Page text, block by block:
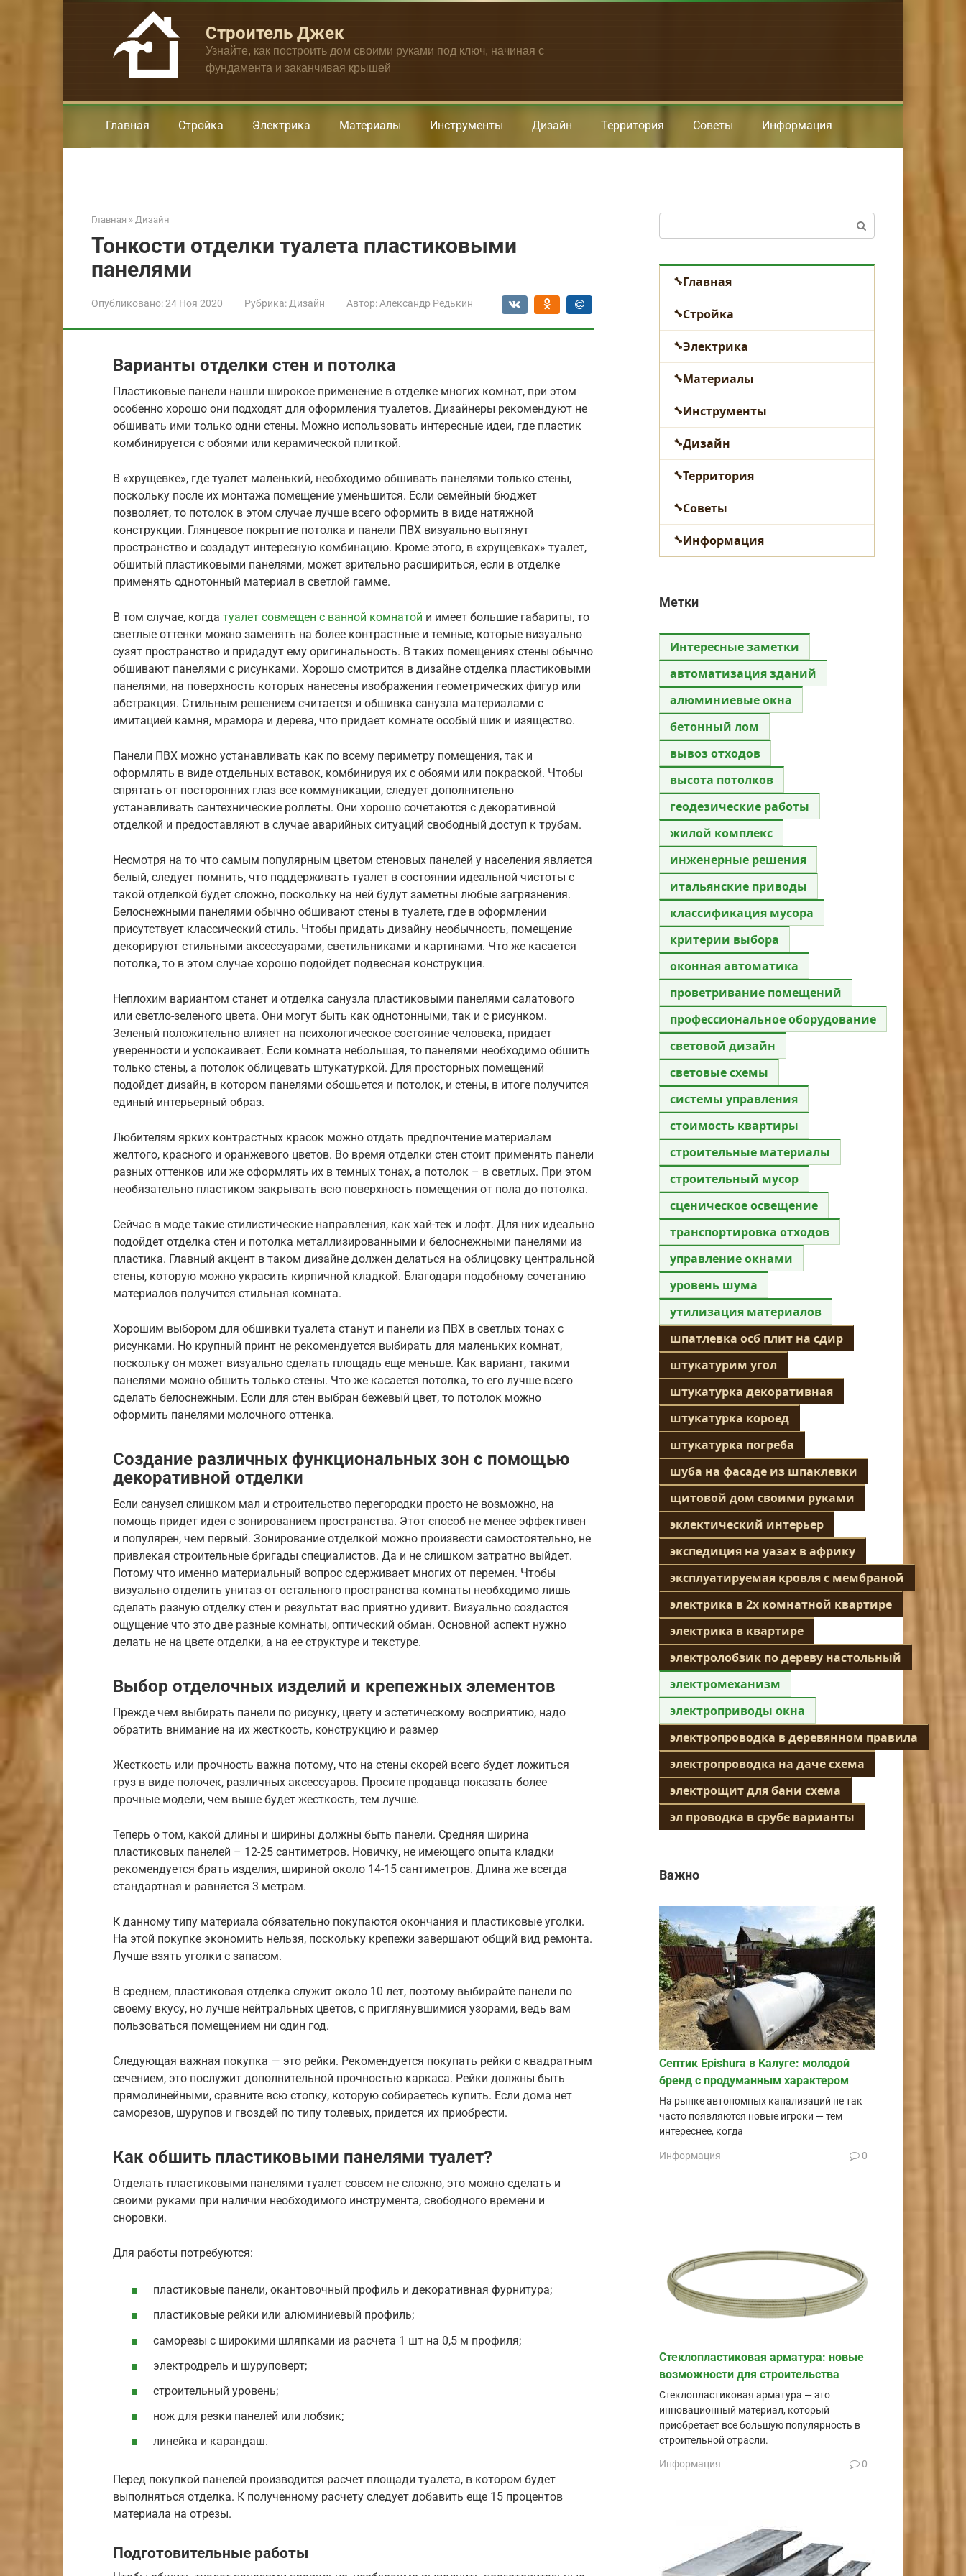
Строитель Джек
Узнайте, как построить дом своими руками под ключ, начиная с
фундамента и заканчивая крышей
Главная Стройка Электрика Материалы Инструменты Дизайн Территория Советы Информация
Главная » Дизайн
Тонкости отделки туалета пластиковыми
панелями
Опубликовано:24 Ноя 2020 Рубрика: Дизайн Автор: Александр Редькин
Варианты отделки стен и потолка
Пластиковые панели нашли широкое применение в отделке многих комнат, при этом
особенно хорошо они подходят для оформления туалетов. Дизайнеры рекомендуют не
обшивать ими только одни стены. Можно использовать интересные идеи, где пластик
комбинируется с обоями или керамической плиткой.
В «хрущевке», где туалет маленький, необходимо обшивать панелями только стены,
поскольку после их монтажа помещение уменьшится. Если семейный бюджет
позволяет, то потолок в этом случае лучше всего оформить в виде натяжной
конструкции. Глянцевое покрытие потолка и панели ПВХ визуально вытянут
пространство и создадут интересную комбинацию. Кроме этого, в «хрущевках» туалет,
обшитый пластиковыми панелями, может зрительно расшириться, если в отделке
применять однотонный материал в светлой гамме.
В том случае, когда туалет совмещен с ванной комнатой и имеет большие габариты, то
светлые оттенки можно заменять на более контрастные и темные, которые визуально
сузят пространство и придадут ему оригинальность. В таких помещениях стены обычно
обшивают панелями с рисунками. Хорошо смотрится в дизайне отделка пластиковыми
панелями, на поверхность которых нанесены изображения геометрических фигур или
абстракция. Стильным решением считается и обшивка санузла материалами с
имитацией камня, мрамора и дерева, что придает комнате особый шик и изящество.
Панели ПВХ можно устанавливать как по всему периметру помещения, так и
оформлять в виде отдельных вставок, комбинируя их с обоями или покраской. Чтобы
спрятать от посторонних глаз все коммуникации, следует дополнительно
устанавливать сантехнические роллеты. Они хорошо сочетаются с декоративной
отделкой и предоставляют в случае аварийных ситуаций свободный доступ к трубам.
Несмотря на то что самым популярным цветом стеновых панелей у населения является
белый, следует помнить, что поддерживать туалет в состоянии идеальной чистоты с
такой отделкой будет сложно, поскольку на ней будут заметны любые загрязнения.
Белоснежными панелями обычно обшивают стены в туалете, где в оформлении
присутствует классический стиль. Чтобы придать дизайну необычность, помещение
декорируют стильными аксессуарами, светильниками и картинами. Что же касается
потолка, то в этом случае хорошо подойдет подвесная конструкция.
Неплохим вариантом станет и отделка санузла пластиковыми панелями салатового
или светло-зеленого цвета. Они могут быть как однотонными, так и с рисунком.
Зеленый положительно влияет на психологическое состояние человека, придает
уверенности и успокаивает. Если комната небольшая, то панелями необходимо обшить
только стены, а потолок облицевать штукатуркой. Для просторных помещений
подойдет дизайн, в котором панелями обошьется и потолок, и стены, в итоге получится
единый интерьерный образ.
Любителям ярких контрастных красок можно отдать предпочтение материалам
желтого, красного и оранжевого цветов. Во время отделки стен стоит применять панели
разных оттенков или же оформлять их в темных тонах, а потолок – в светлых. При этом
необязательно пластиком закрывать всю поверхность помещения от пола до потолка.
Сейчас в моде такие стилистические направления, как хай-тек и лофт. Для них идеально
подойдет отделка стен и потолка металлизированными и белоснежными панелями из
пластика. Главный акцент в таком дизайне должен делаться на облицовку центральной
стены, которую можно украсить кирпичной кладкой. Благодаря подобному сочетанию
материалов получится стильная комната.
Хорошим выбором для обшивки туалета станут и панели из ПВХ в светлых тонах с
рисунками. Но крупный принт не рекомендуется выбирать для маленьких комнат,
поскольку он может визуально сделать площадь еще меньше. Как вариант, такими
панелями можно обшить только стены. Что же касается потолка, то его лучше всего
сделать белоснежным. Если для стен выбран бежевый цвет, то потолок можно
оформить панелями молочного оттенка.
Создание различных функциональных зон с помощью
декоративной отделки
Если санузел слишком мал и строительство перегородки просто не возможно, на
помощь придет идея с зонированием пространства. Этот способ не менее эффективен
и популярен, чем первый. Зонирование отделкой можно произвести самостоятельно, не
привлекая строительные бригады специалистов. Да и не слишком затратно выйдет.
Потому что именно материальный вопрос сдерживает многих от перемен. Чтобы
визуально отделить унитаз от остального пространства комнаты необходимо лишь
сделать разную отделку стен и результат вас приятно удивит. Визуально создастся
ощущение что это две разные комнаты, оптический обман. Основной аспект нужно
делать не на цвете отделки, а на ее структуре и текстуре.
Выбор отделочных изделий и крепежных элементов
Прежде чем выбирать панели по рисунку, цвету и эстетическому восприятию, надо
обратить внимание на их жесткость, конструкцию и размер
Жесткость или прочность важна потому, что на стены скорей всего будет ложиться
груз в виде полочек, различных аксессуаров. Просите продавца показать более
прочные модели, чем выше будет жесткость, тем лучше.
Теперь о том, какой длины и ширины должны быть панели. Средняя ширина
пластиковых панелей – 12-25 сантиметров. Новичку, не имеющего опыта кладки
рекомендуется брать изделия, шириной около 14-15 сантиметров. Длина же всегда
стандартная и равняется 3 метрам.
К данному типу материала обязательно покупаются окончания и пластиковые уголки.
На этой покупке экономить нельзя, поскольку крепежи завершают общий вид ремонта.
Лучше взять уголки с запасом.
В среднем, пластиковая отделка служит около 10 лет, поэтому выбирайте панели по
своему вкусу, но лучше нейтральных цветов, с приглянувшимися узорами, ведь вам
пользоваться помещением ни один год.
Следующая важная покупка — это рейки. Рекомендуется покупать рейки с квадратным
сечением, это послужит дополнительной прочностью каркаса. Рейки должны быть
прямолинейными, сравните всю стопку, которую собираетесь купить. Если дома нет
саморезов, шурупов и гвоздей по типу толевых, придется их приобрести.
Как обшить пластиковыми панелями туалет?
Отделать пластиковыми панелями туалет совсем не сложно, это можно сделать и
своими руками при наличии необходимого инструмента, свободного времени и
сноровки.
Для работы потребуются:
пластиковые панели, окантовочный профиль и декоративная фурнитура;
пластиковые рейки или алюминиевый профиль;
саморезы с широкими шляпками из расчета 1 шт на 0,5 м профиля;
электродрель и шуруповерт;
строительный уровень;
нож для резки панелей или лобзик;
линейка и карандаш.
Перед покупкой панелей производится расчет площади туалета, в котором будет
выполняться отделка. К полученному расчету следует добавить еще 15 процентов
материала на отрезы.
Подготовительные работы
Главная
Стройка
Электрика
Материалы
Инструменты
Дизайн
Территория
Советы
Информация
Метки
Интересные заметки
автоматизация зданий
алюминиевые окна
бетонный лом
вывоз отходов
высота потолков
геодезические работы
жилой комплекс
инженерные решения
итальянские приводы
классификация мусора
критерии выбора
оконная автоматика
проветривание помещений
профессиональное оборудование
световой дизайн
световые схемы
системы управления
стоимость квартиры
строительные материалы
строительный мусор
сценическое освещение
транспортировка отходов
управление окнами
уровень шума
утилизация материалов
шпатлевка осб плит на сдир
штукатурим угол
штукатурка декоративная
штукатурка короед
штукатурка погреба
шуба на фасаде из шпаклевки
щитовой дом своими руками
эклектический интерьер
экспедиция на уазах в африку
эксплуатируемая кровля с мембраной
электрика в 2х комнатной квартире
электрика в квартире
электролобзик по дереву настольный
электромеханизм
электроприводы окна
электропроводка в деревянном правила
электропроводка на даче схема
электрощит для бани схема
эл проводка в срубе варианты
Важно
Септик Epishura в Калуге: молодой
бренд с продуманным характером
На рынке автономных канализаций не так
часто появляются новые игроки — тем
интереснее, когда
Информация 0
Стеклопластиковая арматура: новые
возможности для строительства
Стеклопластиковая арматура — это
инновационный материал, который
приобретает все большую популярность в
строительной отрасли.
Информация 0